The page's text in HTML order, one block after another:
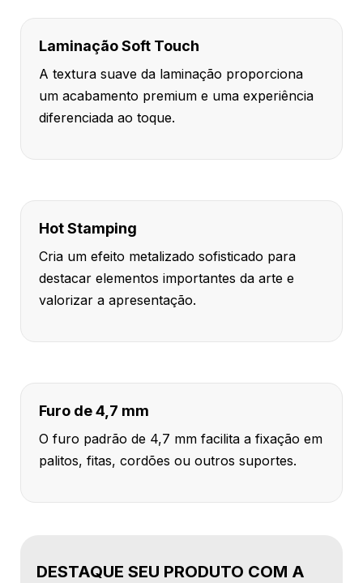
Laminação Soft Touch
A textura suave da laminação proporciona
um acabamento premium e uma experiência
diferenciada ao toque.
Hot Stamping
Cria um efeito metalizado sofisticado para
destacar elementos importantes da arte e
valorizar a apresentação.
Furo de 4,7 mm
O furo padrão de 4,7 mm facilita a fixação em
palitos, fitas, cordões ou outros suportes.
DESTAQUE SEU PRODUTO COM A